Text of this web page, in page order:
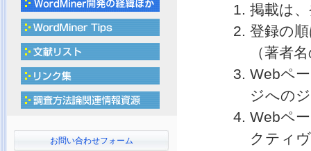
お問い合わせフォーム
掲載は
登録の
（著者
Webペ
ジへの
Webペ
クティ